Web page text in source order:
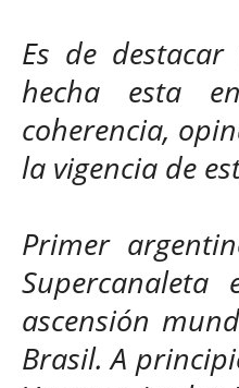
Es de
hecha esta
coherencia,
la vigencia de
Primer
ascensión
Brasil. A